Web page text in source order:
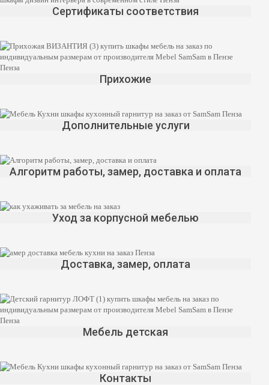
Сертификаты соответствия
Прихожие
Дополнительные услуги
Алгоритм работы, замер, доставка и оплата
Уход за корпусной мебелью
Доставка, замер, оплата
Мебель детская
Контакты